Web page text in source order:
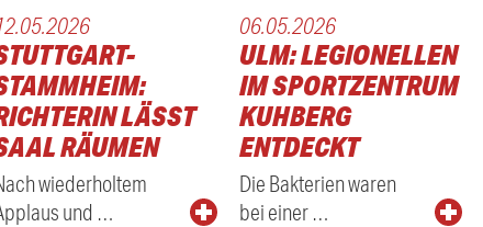
LÄSST
RÄUMEN
wiederholtem
und …
06.05.2026
ULM: LEGIONELLEN
IM SPORTZENTRUM
KUHBERG
ENTDECKT
Die Bakterien waren
bei einer …